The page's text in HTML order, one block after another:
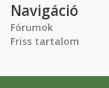
Navigáció
Fórumok
Friss tartalom